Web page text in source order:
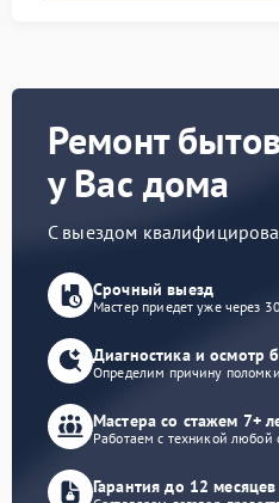
Ремонт
у Вас дома
С выездом
Срочный выезд
Мастер приедет уже через
Диагностика и осмотр
Определим причину
Мастера со стажем 7+
Работаем с техникой любой
Гарантия до 12 месяцев